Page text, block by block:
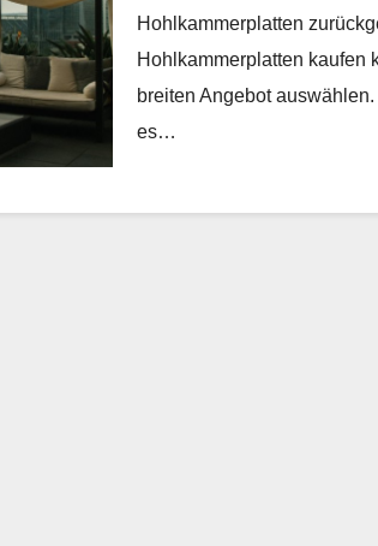
Hohlkammerplatten
Hohlkammerplatten kaufen
breiten Angebot
es…